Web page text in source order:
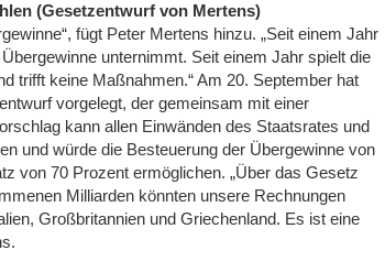
(Gesetzentwurf von Mertens)
fügt Peter Mertens hinzu. „Seit einem Jahr
unternimmt. Seit einem Jahr spielt die
trifft keine Maßnahmen.“ Am 20. September hat
vorgelegt, der gemeinsam mit einer
kann allen Einwänden des Staatsrates und
und würde die Besteuerung der Übergewinne von
von 70 Prozent ermöglichen. „Über das Gesetz
Milliarden könnten unsere Rechnungen
Großbritannien und Griechenland. Es ist eine